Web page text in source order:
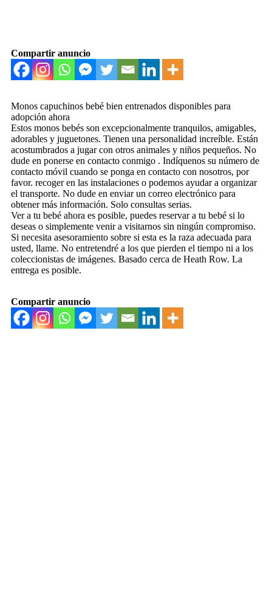
Compartir anuncio
Monos capuchinos bebé bien entrenados disponibles para
adopción ahora
Estos monos bebés son excepcionalmente tranquilos, amigables,
adorables y juguetones. Tienen una personalidad increíble. Están
acostumbrados a jugar con otros animales y niños pequeños. No
dude en ponerse en contacto conmigo . Indíquenos su número de
contacto móvil cuando se ponga en contacto con nosotros, por
favor. recoger en las instalaciones o podemos ayudar a organizar
el transporte. No dude en enviar un correo electrónico para
obtener más información. Solo consultas serias.
Ver a tu bebé ahora es posible, puedes reservar a tu bebé si lo
deseas o simplemente venir a visitarnos sin ningún compromiso.
Si necesita asesoramiento sobre si esta es la raza adecuada para
usted, llame. No entretendré a los que pierden el tiempo ni a los
coleccionistas de imágenes. Basado cerca de Heath Row. La
entrega es posible.
Compartir anuncio